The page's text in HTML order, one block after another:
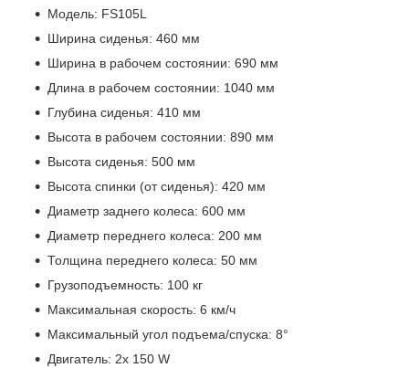
Модель: FS105L
Ширина сиденья: 460 мм
Ширина в рабочем состоянии: 690 мм
Длина в рабочем состоянии: 1040 мм
Глубина сиденья: 410 мм
Высота в рабочем состоянии: 890 мм
Высота сиденья: 500 мм
Высота спинки (от сиденья): 420 мм
Диаметр заднего колеса: 600 мм
Диаметр переднего колеса: 200 мм
Толщина переднего колеса: 50 мм
Грузоподъемность: 100 кг
Максимальная скорость: 6 км/ч
Максимальный угол подъема/спуска: 8°
Двигатель: 2х 150 W